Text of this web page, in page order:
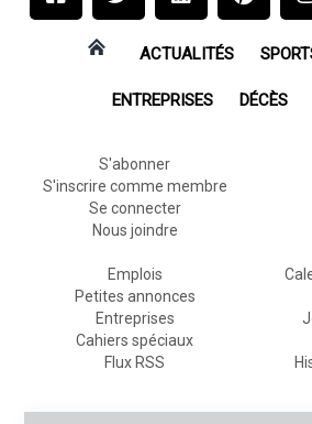
ACTUALITÉS
ENTREPRISES DÉCÈS
S'abonner
S'inscrire comme membre
Se connecter
Nous joindre
Emplois
Petites annonces
Entreprises
Cahiers spéciaux
Flux RSS